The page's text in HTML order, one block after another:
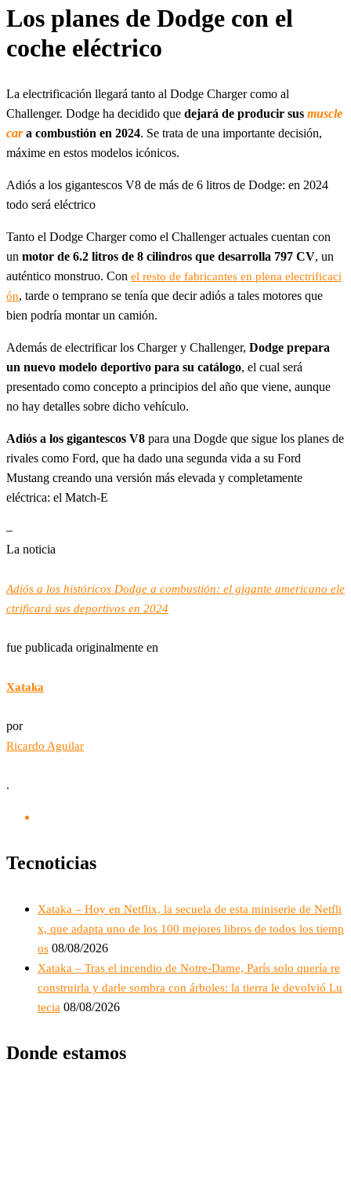
Los planes de Dodge con el
coche eléctrico
La electrificación llegará tanto al Dodge Charger como al
Challenger. Dodge ha decidido que dejará de producir sus muscle
cara combustión en 2024. Se trata de una importante decisión,
máxime en estos modelos icónicos.
Adiós a los gigantescos V8 de más de 6 litros de Dodge: en 2024
todo será eléctrico
Tanto el Dodge Charger como el Challenger actuales cuentan con
un motor de 6.2 litros de 8 cilindros que desarrolla 797 CV, un
auténtico monstruo. Con el resto de fabricantes en plena electrificaci
ón, tarde o temprano se tenía que decir adiós a tales motores que
bien podría montar un camión.
Además de electrificar los Charger y Challenger, Dodge prepara
un nuevo modelo deportivo para su catálogo, el cual será
presentado como concepto a principios del año que viene, aunque
no hay detalles sobre dicho vehículo.
Adiós a los gigantescos V8 para una Dogde que sigue los planes de
rivales como Ford, que ha dado una segunda vida a su Ford
Mustang creando una versión más elevada y completamente
eléctrica: el Match-E
–
La noticia
Adiós a los históricos Dodge a combustión: el gigante americano ele
ctrificará sus deportivos en 2024
fue publicada originalmente en
Xataka
por
Ricardo Aguilar
.
Tecnoticias
Xataka – Hoy en Netflix, la secuela de esta miniserie de Netfli
x, que adapta uno de los 100 mejores libros de todos los tiemp
os 08/08/2026
Xataka – Tras el incendio de Notre-Dame, París solo quería re
construirla y darle sombra con árboles: la tierra le devolvió Lu
tecia 08/08/2026
Donde estamos